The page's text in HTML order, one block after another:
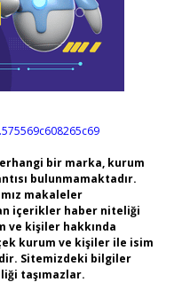
bir marka, kurum
bulunmamaktadır.
makaleler
içerikler haber niteliği
ve kişiler hakkında
kurum ve kişiler ile isim
Sitemizdeki bilgiler
taşımazlar.